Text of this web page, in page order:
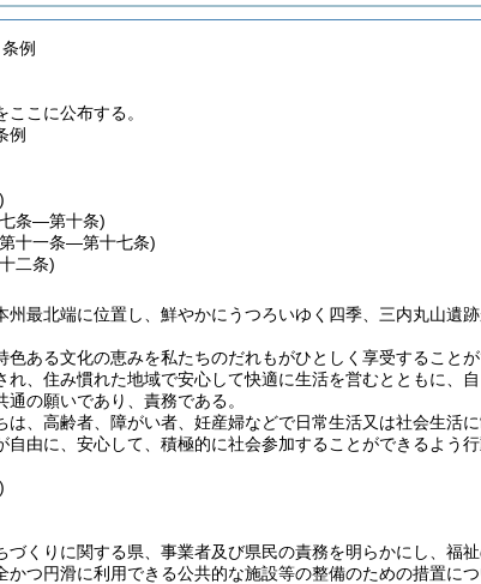
例
こに公布する。
例
条―第十条)
十一条―第十七条)
二条)
州最北端に位置し、鮮やかにうつろいゆく四季、三内丸山遺
色ある文化の恵みを私たちのだれもがひとしく享受すること
れ、住み慣れた地域で安心して快適に生活を営むとともに、
の願いであり、責務である。
は、高齢者、障がい者、妊産婦などで日常生活又は社会生活
由に、安心して、積極的に社会参加することができるよう
づくりに関する県、事業者及び県民の責務を明らかにし、福
かつ円滑に利用できる公共的な施設等の整備のための措置に